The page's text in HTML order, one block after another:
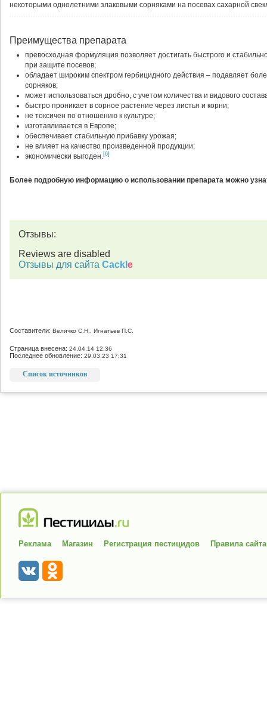
некоторыми однолетними злаковыми сорняками на посевах сахарной
Преимущества препарата
превосходная формуляция позволяет достигать быстрого и
при защите посевов;
обладает широким спектром гербицидного действия – подавляет
сорняков;
может использоваться дробно, с учетом количества и видового
быстро проникает в сорное растение через листья и корни;
не токсичен по отношению к культуре;
изготавливается в Европе;
обеспечивает стабильную прибавку урожая;
не влияет на качество произведенной продукции;
экономически выгоден.[6]
Более подробную информацию о использовании препарата можно
Отзывы:
Reviews are disabled
Отзывы для сайта Cackl e
Составители: Величко С.Н., Игнатьев П.С.
Страница внесена: 24.04.14 12:36
Последнее обновление: 29.03.23 17:31
Список источников
Реклама Магазин Регистрация пестицидов Правила сайта